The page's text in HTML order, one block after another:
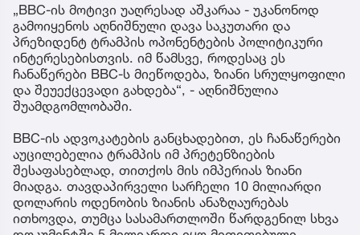
„BBC-ის მოტივი უაღრესად აშკარაა - უკანონოდ
გამოიყენოს აღნიშნული დავა საკუთარი და
პრეზიდენტ ტრამპის ოპონენტების პოლიტიკური
ინტერესებისთვის. იმ წამსვე, როდესაც ეს
ჩანაწერები BBC-ს მიეწოდება, ზიანი სრულყოფილი
და შეუექცევადი გახდება“, - აღნიშნულია
შუამდგომლობაში.
BBC-ის ადვოკატების განცხადებით, ეს ჩანაწერები
აუცილებელია ტრამპის იმ პრეტენზიების
შესაფასებლად, თითქოს მის იმპერიას ზიანი
მიადგა. თავდაპირველი სარჩელი 10 მილიარდი
დოლარის ოდენობის ზიანის ანაზღაურებას
ითხოვდა, თუმცა სასამართლოში წარდგენილ სხვა